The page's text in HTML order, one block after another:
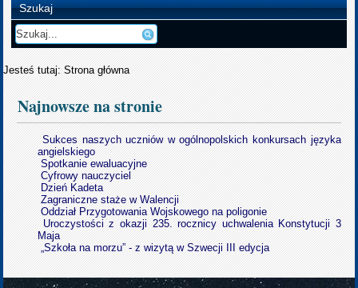
Szukaj
Jesteś tutaj:Strona główna
Najnowsze na stronie
Sukces naszych uczniów w ogólnopolskich konkursach języka
angielskiego
Spotkanie ewaluacyjne
Cyfrowy nauczyciel
Dzień Kadeta
Zagraniczne staże w Walencji
Oddział Przygotowania Wojskowego na poligonie
Uroczystości z okazji 235. rocznicy uchwalenia Konstytucji 3
Maja
„Szkoła na morzu” - z wizytą w Szwecji III edycja